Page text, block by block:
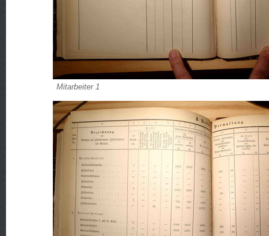
Mitarbeiter 1